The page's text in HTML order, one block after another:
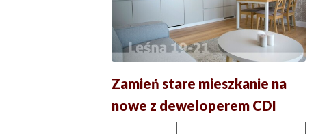
Zamień stare mieszkanie na
nowe z deweloperem CDI